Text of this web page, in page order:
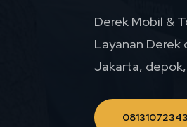
Derek Mobil &
Layanan
Jakarta,